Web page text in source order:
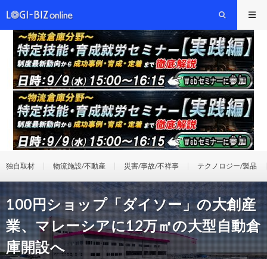
独自取材 物流施設/不動産 災害/事故/不祥事 テクノロジー/製品
100円ショップ「ダイソー」の大創産
業、マレーシアに12万㎡の大型自動倉
庫開設へ